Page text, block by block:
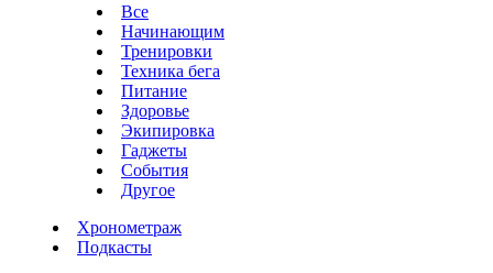
Все
Начинающим
Тренировки
Техника бега
Питание
Здоровье
Экипировка
Гаджеты
События
Другое
Хронометраж
Подкасты